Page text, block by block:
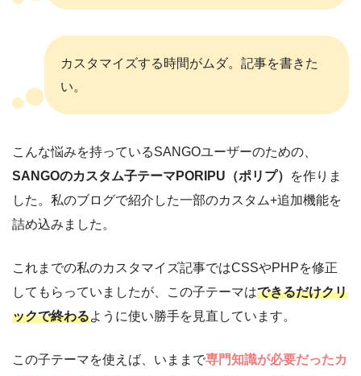
カスタマイズする時間がムダ。記事を書きた
い。
こんな悩みを持っているSANGOユーザーのための、
SANGOのカスタム子テーマPORIPU（ポリプ）
を作りま
した。私のブログで紹介した一部のカスタム+追加機能を
詰め込みました。
これまでの私のカスタマイズ記事ではCSSやPHPを修正
してもらっていましたが、この子テーマはできるだけクリ
ックで終わるように使い勝手を見直しています。
この子テーマを使えば、いままで専門知識が必要だったカ